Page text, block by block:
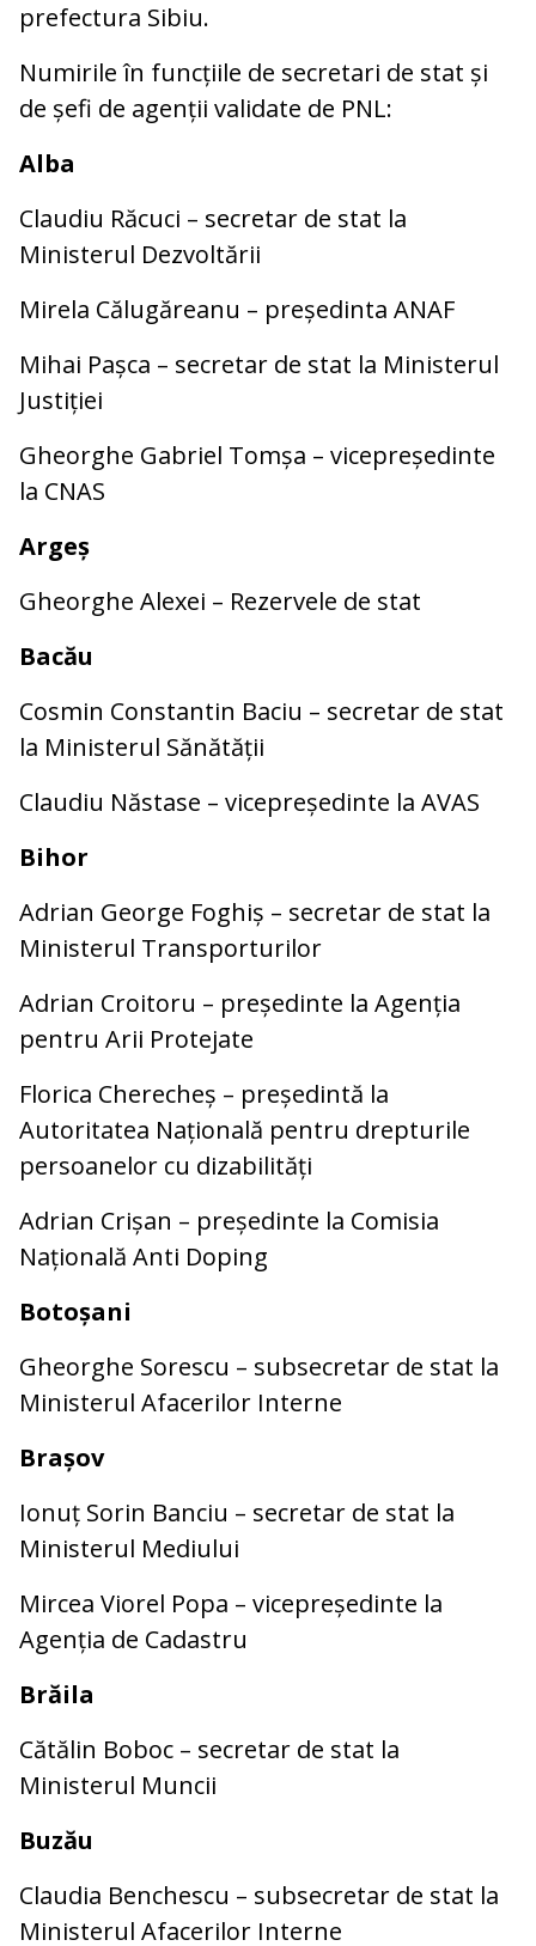
prefectura Sibiu.
Numirile în funcțiile de secretari de stat și
de șefi de agenții validate de PNL:
Alba
Claudiu Răcuci – secretar de stat la
Ministerul Dezvoltării
Mirela Călugăreanu – președinta ANAF
Mihai Pașca – secretar de stat la Ministerul
Justiției
Gheorghe Gabriel Tomșa – vicepreședinte
la CNAS
Argeș
Gheorghe Alexei – Rezervele de stat
Bacău
Cosmin Constantin Baciu – secretar de stat
la Ministerul Sănătății
Claudiu Năstase – vicepreședinte la AVAS
Bihor
Adrian George Foghiș – secretar de stat la
Ministerul Transporturilor
Adrian Croitoru – președinte la Agenția
pentru Arii Protejate
Florica Cherecheș – președintă la
Autoritatea Națională pentru drepturile
persoanelor cu dizabilități
Adrian Crișan – președinte la Comisia
Națională Anti Doping
Botoșani
Gheorghe Sorescu – subsecretar de stat la
Ministerul Afacerilor Interne
Brașov
Ionuț Sorin Banciu – secretar de stat la
Ministerul Mediului
Mircea Viorel Popa – vicepreședinte la
Agenția de Cadastru
Brăila
Cătălin Boboc – secretar de stat la
Ministerul Muncii
Buzău
Claudia Benchescu – subsecretar de stat la
Ministerul Afacerilor Interne